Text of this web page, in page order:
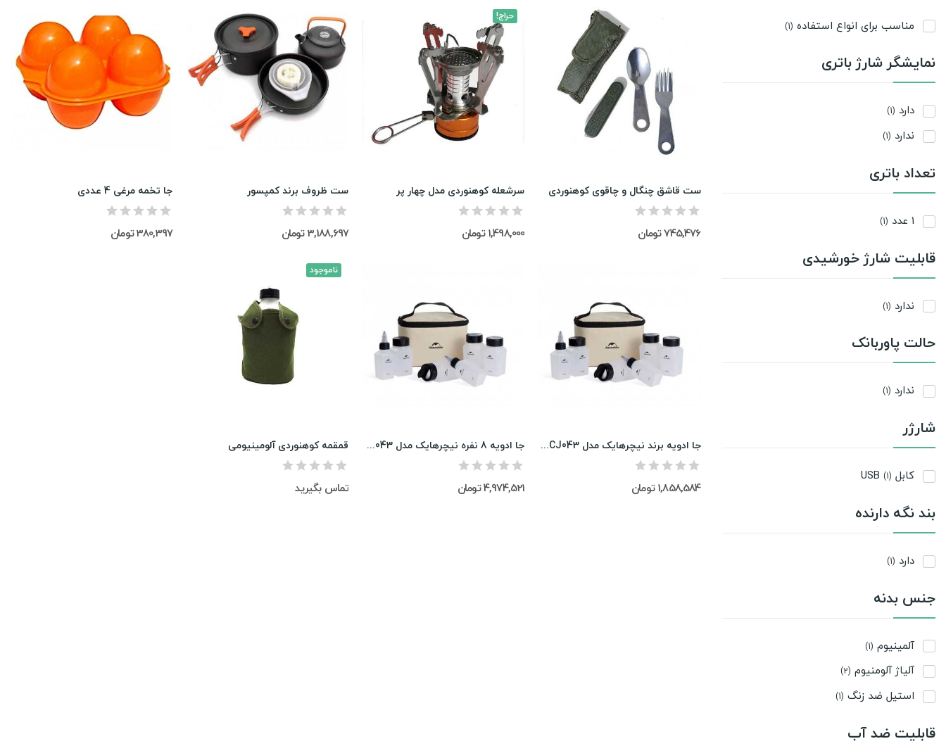
مناسب برای انواع استفاده (1)
نمایشگر شارژ باتری
دارد (1)
ندارد (1)
تعداد باتری
1 عدد (1)
قابلیت شارژ خورشیدی
ندارد (1)
حالت پاوربانک
ندارد (1)
شارژر
کابل USB (1)
بند نگه دارنده
دارد (1)
جنس بدنه
آلمینیوم (1)
آلیاژ آلومنیوم (2)
استیل ضد زنگ (1)
قابلیت ضد آب
ست قاشق چنگال و چاقوی کوهنوردی
745,476 تومان
حراج!
سرشعله کوهنوردی مدل چهار پر
1,498,000 تومان
ست ظروف برند کمپسور
3,188,697 تومان
جا تخمه مرغی 4 عددی
380,397 تومان
جا ادویه برند نیچرهایک مدل CNH22CJ043
1,858,584 تومان
جا ادویه 8 نفره نیچرهایک مدل CNH22CJ043
4,974,521 تومان
ناموجود
قمقمه کوهنوردی آلومینیومی
تماس بگیرید